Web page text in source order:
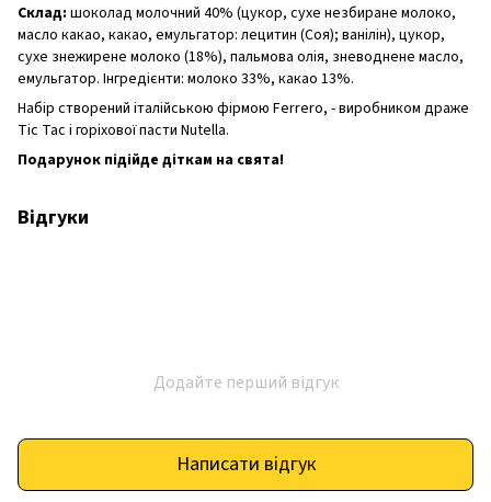
Склад: шоколад молочний 40% (цукор, сухе незбиране молоко,
масло какао, какао, емульгатор: лецитин (Соя); ванілін), цукор,
сухе знежирене молоко (18%), пальмова олія, зневоднене масло,
емульгатор. Інгредієнти: молоко 33%, какао 13%.
Набір створений італійською фірмою Ferrero, - виробником драже
Tic Tac і горіхової пасти Nutella.
Подарунок підійде діткам на свята!
Відгуки
Додайте перший відгук
Написати відгук